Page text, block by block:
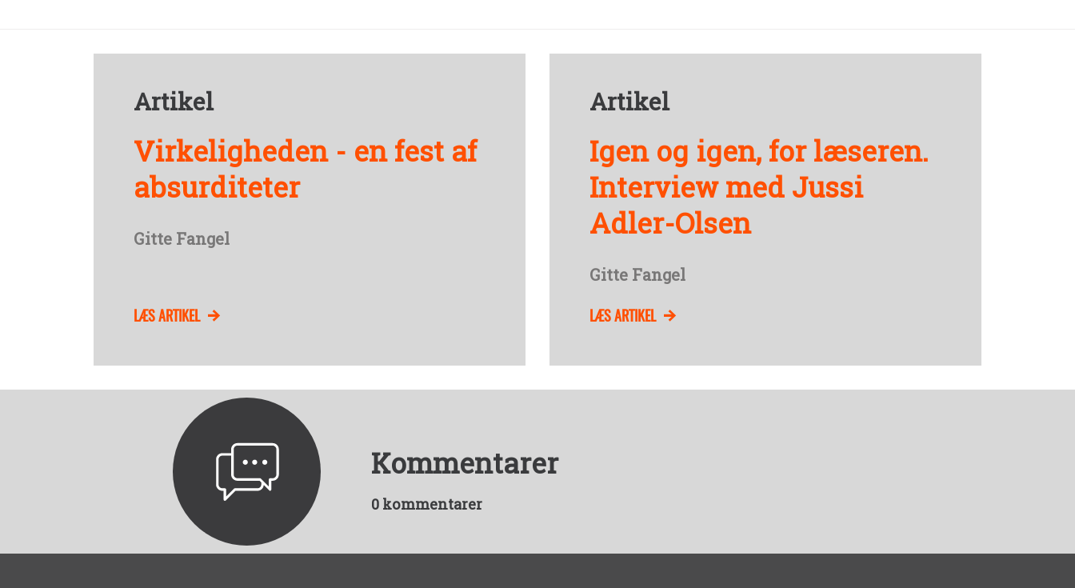
Artikel
Virkeligheden - en fest af
absurditeter
Gitte Fangel
LÆS ARTIKEL
Artikel
Igen og igen, for læseren.
Interview med Jussi
Adler-Olsen
Gitte Fangel
LÆS ARTIKEL
Kommentarer
0 kommentarer